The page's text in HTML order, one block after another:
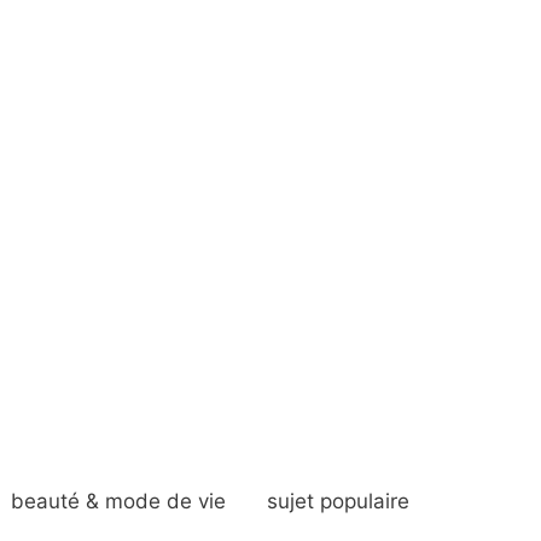
beauté & mode de vie sujet populaire